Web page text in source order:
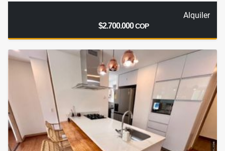
Alquiler
$2.700.000COP